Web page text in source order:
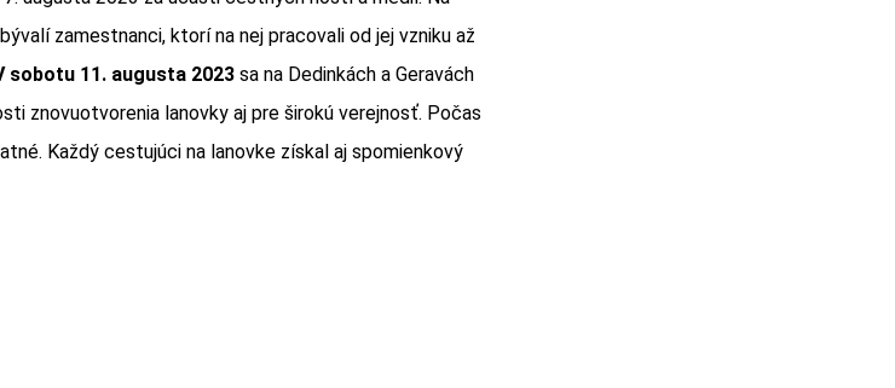
zamestnanci, ktorí na nej pracovali od jej vzniku až
sobotu 11. augusta 2023 sa na Dedinkách a Geravách
znovuotvorenia lanovky aj pre širokú verejnosť. Počas
Každý cestujúci na lanovke získal aj spomienkový